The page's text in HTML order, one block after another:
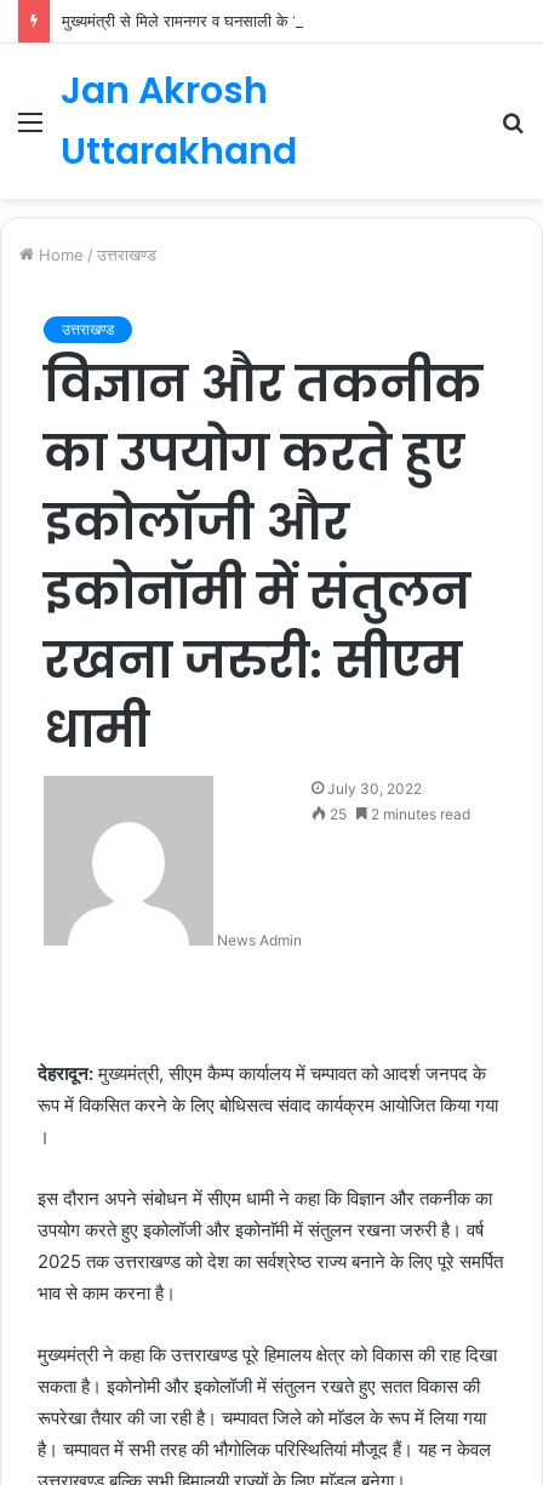
Menu
Jan Akrosh
Uttarakhand
Home / उत्तराखण्ड
उत्तराखण्ड
विज्ञान और तकनीक
का उपयोग करते हुए
इकोलॉजी और
इकोनाॅमी में संतुलन
रखना जरुरी: सीएम
धामी
News Admin
July 30, 2022
25
2 minutes read
देहरादून:मुख्यमंत्री, सीएम कैम्प कार्यालय में चम्पावत को आदर्श जनपद के
रूप में विकसित करने के लिए बोधिसत्व संवाद कार्यक्रम आयोजित किया गया
।
इस दौरान अपने संबोधन में सीएम धामी ने कहा कि विज्ञान और तकनीक का
उपयोग करते हुए इकोलॉजी और इकोनाॅमी में संतुलन रखना जरुरी है। वर्ष
2025 तक उत्तराखण्ड को देश का सर्वश्रेष्ठ राज्य बनाने के लिए पूरे समर्पित
भाव से काम करना है।
मुख्यमंत्री ने कहा कि उत्तराखण्ड पूरे हिमालय क्षेत्र को विकास की राह दिखा
सकता है। इकोनोमी और इकोलॉजी में संतुलन रखते हुए सतत विकास की
रूपरेखा तैयार की जा रही है। चम्पावत जिले को माॅडल के रूप में लिया गया
है। चम्पावत में सभी तरह की भौगोलिक परिस्थितियां मौजूद हैं। यह न केवल